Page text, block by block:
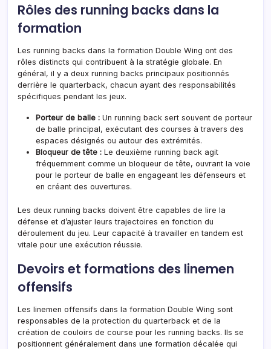
Rôles des running backs dans la
formation
Les running backs dans la formation Double Wing ont des
rôles distincts qui contribuent à la stratégie globale. En
général, il y a deux running backs principaux positionnés
derrière le quarterback, chacun ayant des responsabilités
spécifiques pendant les jeux.
Porteur de balle : Un running back sert souvent de porteur
de balle principal, exécutant des courses à travers des
espaces désignés ou autour des extrémités.
Bloqueur de tête : Le deuxième running back agit
fréquemment comme un bloqueur de tête, ouvrant la voie
pour le porteur de balle en engageant les défenseurs et
en créant des ouvertures.
Les deux running backs doivent être capables de lire la
défense et d’ajuster leurs trajectoires en fonction du
déroulement du jeu. Leur capacité à travailler en tandem est
vitale pour une exécution réussie.
Devoirs et formations des linemen
offensifs
Les linemen offensifs dans la formation Double Wing sont
responsables de la protection du quarterback et de la
création de couloirs de course pour les running backs. Ils se
positionnent généralement dans une formation décalée qui